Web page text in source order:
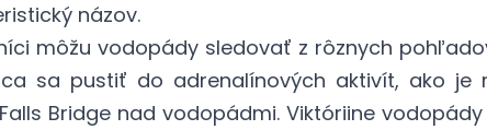
názov.
môžu vodopády sledovať z rôznych
sa pustiť do adrenalínových aktivít, ako
Bridge nad vodopádmi. Viktóriine